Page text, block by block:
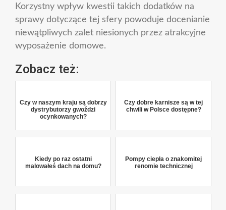
Korzystny wpływ kwestii takich dodatków na
sprawy dotyczące tej sfery powoduje docenianie
niewątpliwych zalet niesionych przez atrakcyjne
wyposażenie domowe.
Zobacz też:
Czy w naszym kraju są dobrzy
dystrybutorzy gwoździ
ocynkowanych?
Czy dobre karnisze są w tej
chwili w Polsce dostępne?
Kiedy po raz ostatni
malowałeś dach na domu?
Pompy ciepła o znakomitej
renomie technicznej